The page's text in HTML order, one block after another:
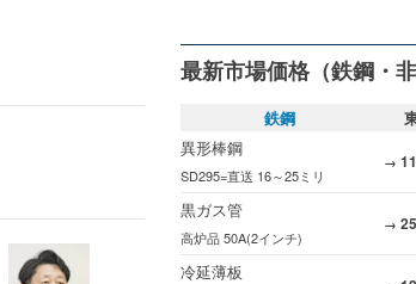
最新市場価格（鉄鋼・非
鉄鋼
異形棒鋼
SD295=直送 16～25ミリ
→
黒ガス管
高炉品 50A(2インチ)
→
冷延薄板